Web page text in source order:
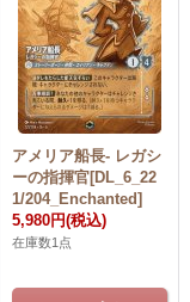
アメリア船長- レガシ
ーの指揮官[DL_6_22
1/204_Enchanted]
5,980円(税込)
在庫数1点